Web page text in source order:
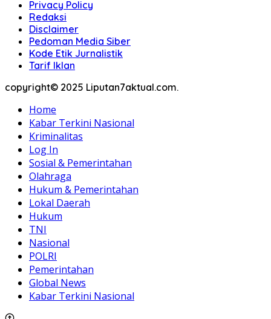
Privacy Policy
Redaksi
Disclaimer
Pedoman Media Siber
Kode Etik Jurnalistik
Tarif Iklan
copyright© 2025 Liputan7aktual.com.
Home
Kabar Terkini Nasional
Kriminalitas
Log In
Sosial & Pemerintahan
Olahraga
Hukum & Pemerintahan
Lokal Daerah
Hukum
TNI
Nasional
POLRI
Pemerintahan
Global News
Kabar Terkini Nasional